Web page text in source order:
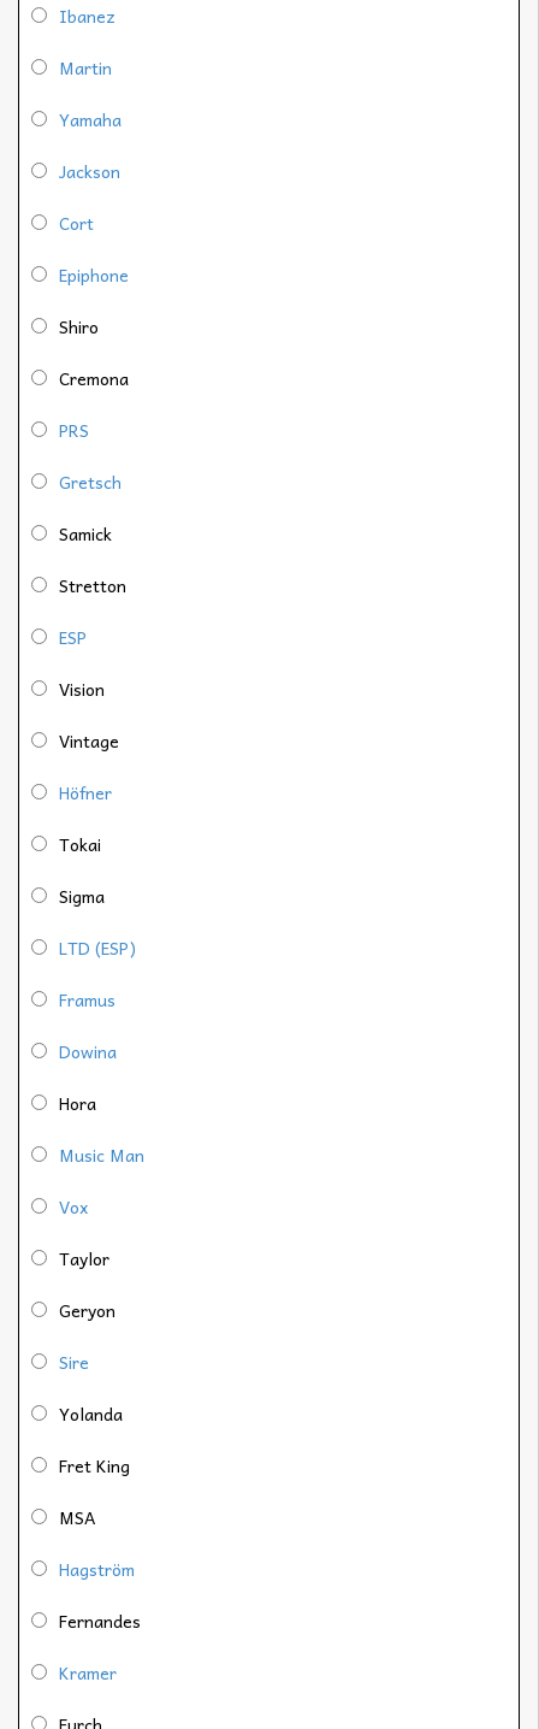
Ibanez
Martin
Yamaha
Jackson
Cort
Epiphone
Shiro
Cremona
PRS
Gretsch
Samick
Stretton
ESP
Vision
Vintage
Höfner
Tokai
Sigma
LTD (ESP)
Framus
Dowina
Hora
Music Man
Vox
Taylor
Geryon
Sire
Yolanda
Fret King
MSA
Hagström
Fernandes
Kramer